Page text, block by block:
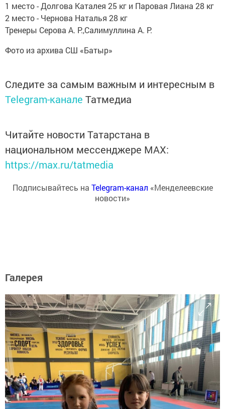
1 место - Долгова Каталея 25 кг и Паровая Лиана 28 кг
2 место - Чернова Наталья 28 кг
Тренеры Серова А. Р.,Салимуллина А. Р.
Фото из архива СШ «Батыр»
Следите за самым важным и интересным в
Telegram-канале Татмедиа
Читайте новости Татарстана в
национальном мессенджере MАХ:
https://max.ru/tatmedia
Подписывайтесь на Telegram-канал «Менделеевские
новости»
Галерея